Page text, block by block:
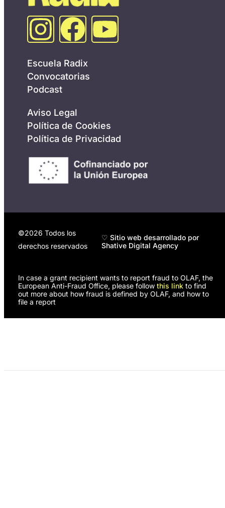
Escuela Radix
Convocatorias
Podcast
Aviso Legal
Política de Cookies
Política de Privacidad
©2026 Todos los
derechos reservados
♡ Sitio web desarrollado por
Shative Digital Agency
In case a grant recipient wants to report fraud to OLAF, the
European Anti-Fraud Office, please follow this link to find
out more about how fraud is defined by OLAF, and how to
file a report